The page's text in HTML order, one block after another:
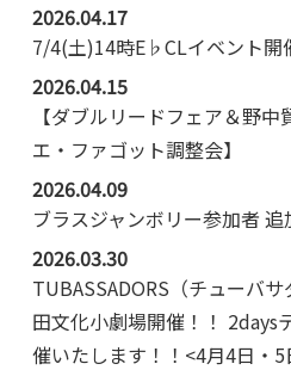
2026.04.17
7/4(土)14時E♭CLイベント開
2026.04.15
【ダブルリードフェア＆野
エ・ファゴット調整会】
2026.04.09
ブラスジャンボリー参加者 追
2026.03.30
TUBASSADORS（チューバ
田文化小劇場開催！！ 2days
催いたします！！<4月4日・5